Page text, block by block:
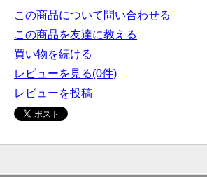
この商品について問い合わせる
この商品を友達に教える
買い物を続ける
レビューを見る(0件)
レビューを投稿